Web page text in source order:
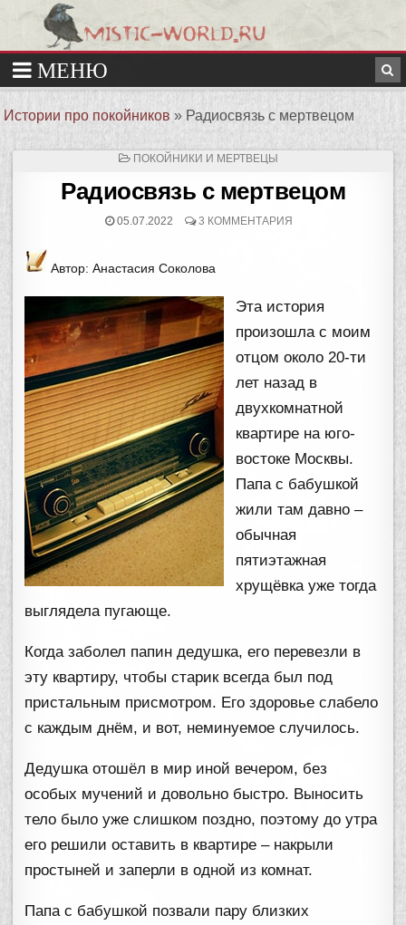
Истории про покойников » Радиосвязь с мертвецом
ОПУБЛИКОВАНО
ПОКОЙНИКИ И МЕРТВЕЦЫ
Радиосвязь с мертвецом
05.07.2022 3 КОММЕНТАРИЯ
Автор: Анастасия Соколова
Эта история
произошла с моим
отцом около 20-ти
лет назад в
двухкомнатной
квартире на юго-
востоке Москвы.
Папа с бабушкой
жили там давно –
обычная
пятиэтажная
хрущёвка уже тогда
выглядела пугающе.
Когда заболел папин дедушка, его перевезли в
эту квартиру, чтобы старик всегда был под
пристальным присмотром. Его здоровье слабело
с каждым днём, и вот, неминуемое случилось.
Дедушка отошёл в мир иной вечером, без
особых мучений и довольно быстро. Выносить
тело было уже слишком поздно, поэтому до утра
его решили оставить в квартире – накрыли
простыней и заперли в одной из комнат.
Папа с бабушкой позвали пару близких